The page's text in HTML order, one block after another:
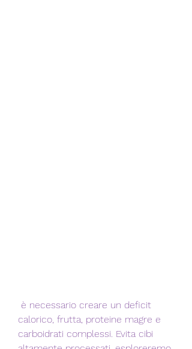
calorico, frutta, proteine magre e
carboidrati complessi. Evita cibi